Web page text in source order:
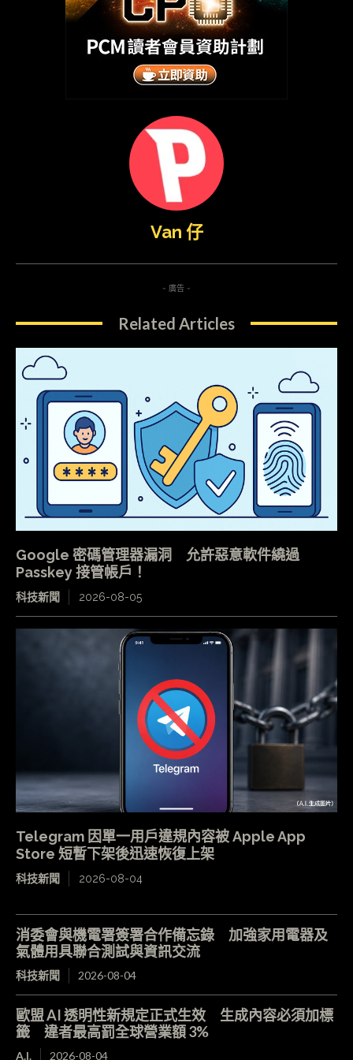
Van 仔
- 廣告 -
Related Articles
Google 密碼管理器漏洞 允許惡意軟件繞過
Passkey 接管帳戶！
科技新聞 2026-08-05
Telegram 因單一用戶違規內容被 Apple App
Store 短暫下架後迅速恢復上架
科技新聞 2026-08-04
消委會與機電署簽署合作備忘錄 加強家用電器及
氣體用具聯合測試與資訊交流
科技新聞 2026-08-04
歐盟 AI 透明性新規定正式生效 生成內容必須加標
籤 違者最高罰全球營業額 3%
A.I. 2026-08-04